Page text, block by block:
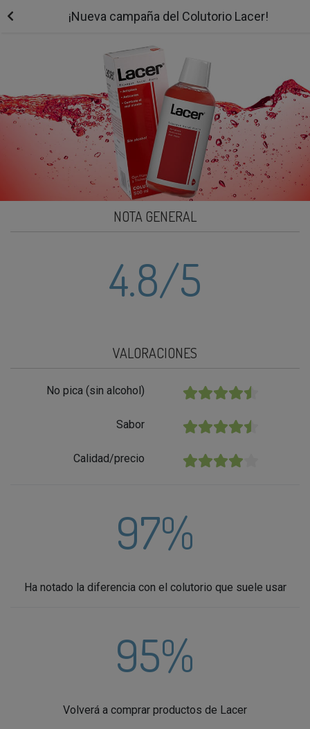
¡Nueva campaña del Colutorio Lacer!
NOTA GENERAL
4.8/5
VALORACIONES
No pica (sin alcohol) ★★★★★
Sabor ★★★★★
Calidad/precio ★★★★★
97%
Ha notado la diferencia con el colutorio que suele usar
95%
Volverá a comprar productos de Lacer